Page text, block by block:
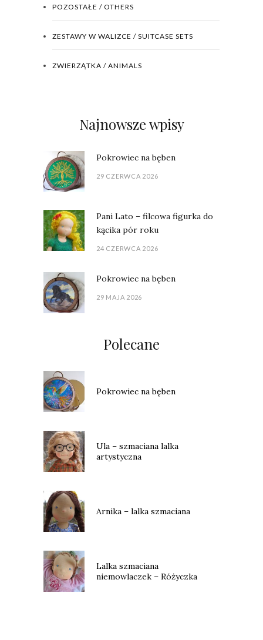
POZOSTAŁE / OTHERS
ZESTAWY W WALIZCE / SUITCASE SETS
ZWIERZĄTKA / ANIMALS
Najnowsze wpisy
Pokrowiec na bęben
29 CZERWCA 2026
Pani Lato – filcowa figurka do
kącika pór roku
24 CZERWCA 2026
Pokrowiec na bęben
29 MAJA 2026
Polecane
Pokrowiec na bęben
Ula – szmaciana lalka
artystyczna
Arnika – lalka szmaciana
Lalka szmaciana
niemowlaczek – Różyczka